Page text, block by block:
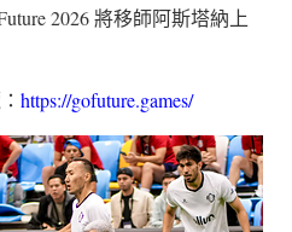
2026 將移師阿斯塔納上
https://gofuture.games/